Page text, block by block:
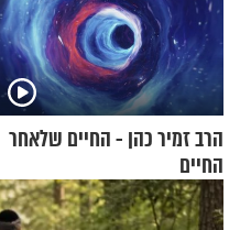
הרב זמיר כהן - החיים שלאחר
החיים